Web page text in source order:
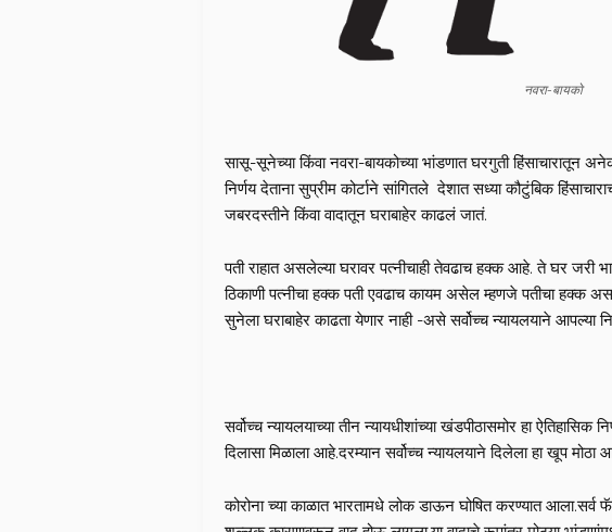
नवरा-बायको
सासू-सूनेच्या किंवा नवरा-बायकोच्या भांडणात घरगुती हिंसाचारातून
निर्णय देताना सुप्रीम कोर्टाने सांगितले देशात सध्या कौटुंबिक
जबरदस्तीने किंवा वादातून घराबाहेर काढलं जातं.
पती राहात असलेल्या घरावर पत्नीचाही तेवढाच हक्क आहे. ते घर जरी
ठिकाणी पत्नीचा हक्क पती एवढाच कायम असेल म्हणजे पतीचा हक्क
सुनेला घराबाहेर काढता येणार नाही -असे सर्वोच्च न्यायलयाने आपल्या
सर्वोच्च न्यायलयाच्या तीन न्यायधीशांच्या खंडपीठासमोर हा ऐतिहासिक
दिलासा मिळाला आहे.दरम्यान सर्वोच्च न्यायलयाने दिलेला हा खूप मोठा
कोरोना च्या काळात भारतामधे लोक डाऊन घोषित करण्यात आला.सर्व